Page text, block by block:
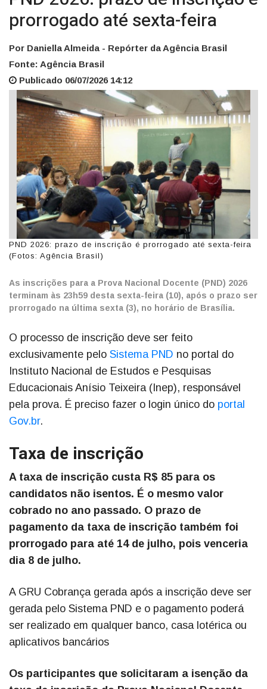
prorrogado até sexta-feira
Por Daniella Almeida - Repórter da Agência Brasil
Fonte: Agência Brasil
Publicado 06/07/2026 14:12
PND 2026: prazo de inscrição é prorrogado até sexta-feira
(Fotos: Agência Brasil)
As inscrições para a Prova Nacional Docente (PND) 2026
terminam às 23h59 desta sexta-feira (10), após o prazo ser
prorrogado na última sexta (3), no horário de Brasília.
O processo de inscrição deve ser feito
exclusivamente pelo Sistema PND no portal do
Instituto Nacional de Estudos e Pesquisas
Educacionais Anísio Teixeira (Inep), responsável
pela prova. É preciso fazer o login único do portal
Gov.br.
Taxa de inscrição
A taxa de inscrição custa R$ 85 para os
candidatos não isentos. É o mesmo valor
cobrado no ano passado. O prazo de
pagamento da taxa de inscrição também foi
prorrogado para até 14 de julho, pois venceria
dia 8 de julho.
A GRU Cobrança gerada após a inscrição deve ser
gerada pelo Sistema PND e o pagamento poderá
ser realizado em qualquer banco, casa lotérica ou
aplicativos bancários
Os participantes que solicitaram a isenção da